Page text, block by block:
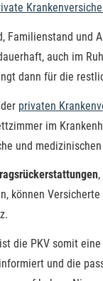
Familienstand und
auch im
dann für die
privaten
im
und
können
die PKV somit
und die